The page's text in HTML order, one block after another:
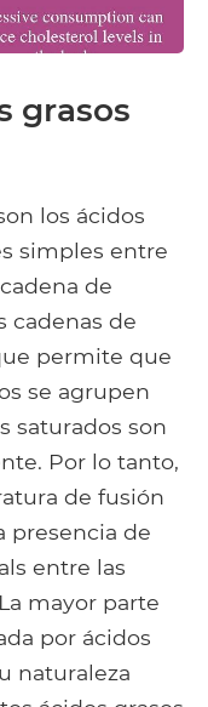
grasos
los ácidos
simples entre
de
cadenas de
permite que
se agrupen
saturados son
Por lo tanto,
de fusión
presencia de
entre las
mayor parte
por ácidos
naturaleza